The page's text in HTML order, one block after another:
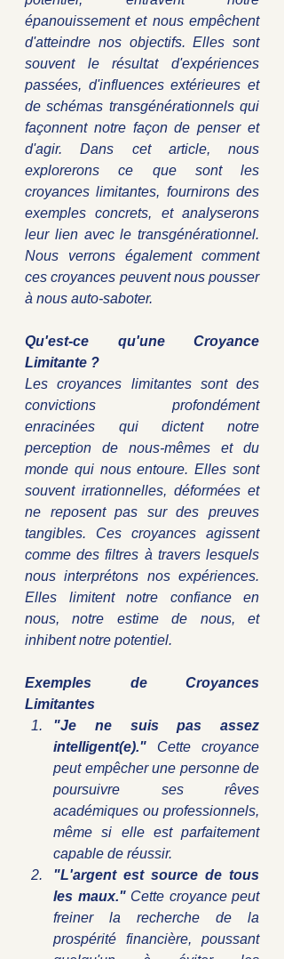
épanouissement et nous empêchent
d'atteindre nos objectifs. Elles sont
souvent le résultat d'expériences
passées, d'influences extérieures et
de schémas transgénérationnels qui
façonnent notre façon de penser et
d'agir. Dans cet article, nous
explorerons ce que sont les
croyances limitantes, fournirons des
exemples concrets, et analyserons
leur lien avec le transgénérationnel.
Nous verrons également comment
ces croyances peuvent nous pousser
à nous auto-saboter.
Qu'est-ce qu'une Croyance
Limitante ?
Les croyances limitantes sont des
convictions profondément
enracinées qui dictent notre
perception de nous-mêmes et du
monde qui nous entoure. Elles sont
souvent irrationnelles, déformées et
ne reposent pas sur des preuves
tangibles. Ces croyances agissent
comme des filtres à travers lesquels
nous interprétons nos expériences.
Elles limitent notre confiance en
nous, notre estime de nous, et
inhibent notre potentiel.
Exemples de Croyances
Limitantes
"Je ne suis pas assez
intelligent(e)." Cette croyance
peut empêcher une personne de
poursuivre ses rêves
académiques ou professionnels,
même si elle est parfaitement
capable de réussir.
"L'argent est source de tous
les maux." Cette croyance peut
freiner la recherche de la
prospérité financière, poussant